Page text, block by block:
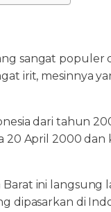
sangat populer
irit, mesinnya
dari tahun
20 April 2000
ini langsung
dipasarkan di